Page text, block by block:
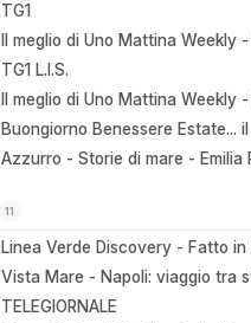
TG1
Il meglio di Uno Mattina
TG1 L.I.S.
Il meglio di Uno Mattina
Buongiorno Benessere
Azzurro - Storie di mare -
11
Linea Verde Discovery - Fatto
Vista Mare - Napoli: viaggio tra
TELEGIORNALE